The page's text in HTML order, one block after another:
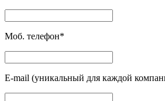
Моб. телефон*
E-mail (уникальный для каждой